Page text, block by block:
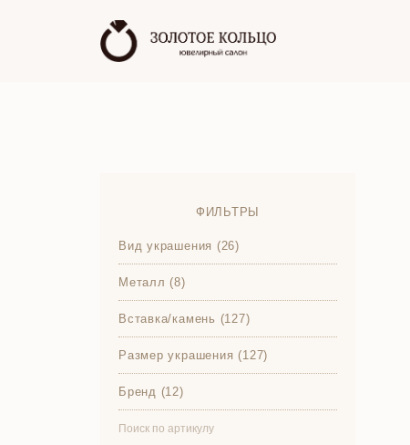
ФИЛЬТРЫ
Вид украшения (26)
Металл (8)
Вставка/камень (127)
Размер украшения (127)
Бренд (12)